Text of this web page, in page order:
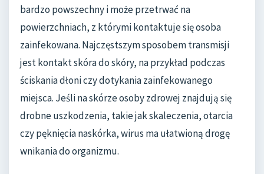
bardzo powszechny i może przetrwać na
powierzchniach, z którymi kontaktuje się osoba
zainfekowana. Najczęstszym sposobem transmisji
jest kontakt skóra do skóry, na przykład podczas
ściskania dłoni czy dotykania zainfekowanego
miejsca. Jeśli na skórze osoby zdrowej znajdują się
drobne uszkodzenia, takie jak skaleczenia, otarcia
czy pęknięcia naskórka, wirus ma ułatwioną drogę
wnikania do organizmu.